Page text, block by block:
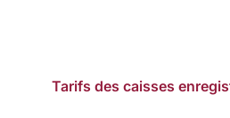
Tarifs des caisses